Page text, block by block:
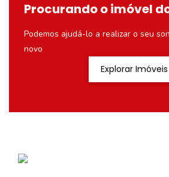
Procurando o imóvel
Podemos ajudá-lo a realizar o seu
novo
Explorar Imóveis